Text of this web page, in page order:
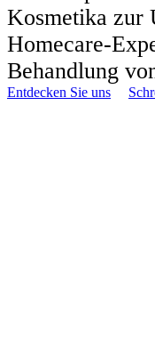
Kosmetika zur
Homecare-
Behandlung
Entdecken Sie uns